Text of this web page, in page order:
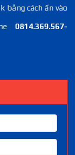
bằng cách ấn vào
0814.369.567-